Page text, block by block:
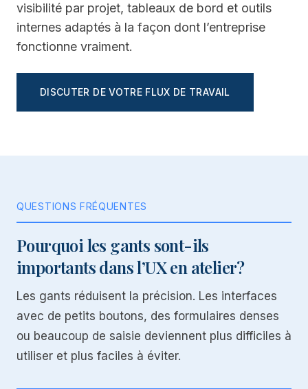
visibilité par projet, tableaux de bord et outils
internes adaptés à la façon dont l’entreprise
fonctionne vraiment.
DISCUTER DE VOTRE FLUX DE TRAVAIL
QUESTIONS FRÉQUENTES
Pourquoi les gants sont-ils
importants dans l’UX en atelier?
Les gants réduisent la précision. Les interfaces
avec de petits boutons, des formulaires denses
ou beaucoup de saisie deviennent plus difficiles à
utiliser et plus faciles à éviter.